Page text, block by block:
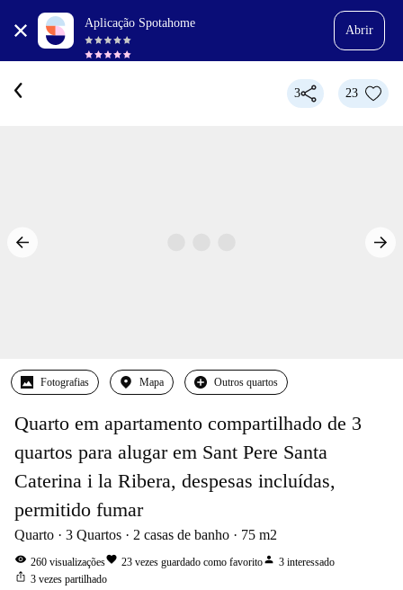
Aplicação Spotahome
Abrir
3 23
Fotografias Mapa Outros quartos
Quarto em apartamento compartilhado de 3
quartos para alugar em Sant Pere Santa
Caterina i la Ribera, despesas incluídas,
permitido fumar
Quarto 3 Quartos 2 casas de banho 75 m2
visibility 260 visualizaçõesfavorite 23 vezes guardado como favoritoperson 3 interessado
ios_share 3 vezes partilhado